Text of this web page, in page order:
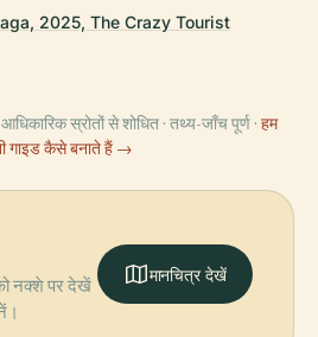
2025, The Crazy Tourist
स्रोतों से शोधित · तथ्य-जाँच पूर्ण · हम
गाइड कैसे बनाते हैं →
नक्शे पर देखें
मानचित्र देखें